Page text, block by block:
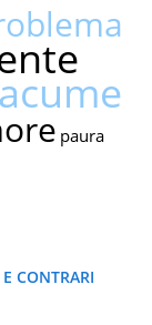
acume
paura
CONTRARI